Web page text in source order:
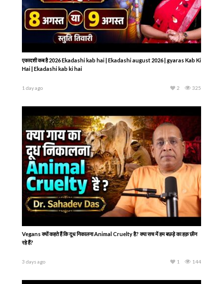
एकादशी कब है 2026 Ekadashi kab hai | Ekadashi august 2026 | gyaras Kab Ki
Hai | Ekadashi kab ki hai
1 day ago 325
2
Vegans क्यों कहते हैं कि दूध निकालना Animal Cruelty है? क्या सच में हम बछड़े का हक़ छीन
रहे हैं?
3 days ago 144
1